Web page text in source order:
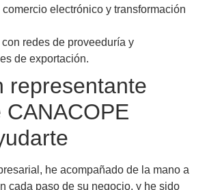
electrónico y transformación
redes de proveeduría y
de exportación.
representante
CANACOPE
he acompañado de la mano a
cada paso de su negocio, y he sido